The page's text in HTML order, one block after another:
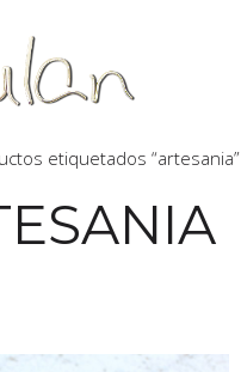
etiquetados “artesania”